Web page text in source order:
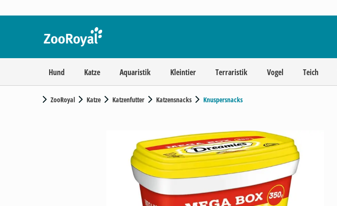
Hund Katze Aquaristik Kleintier Terraristik Vogel Teich
ZooRoyal Katze Katzenfutter Katzensnacks Knuspersnacks